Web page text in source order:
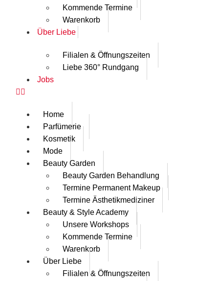
Kommende Termine
Warenkorb
Über Liebe
Filialen & Öffnungszeiten
Liebe 360° Rundgang
Jobs
Home
Parfümerie
Kosmetik
Mode
Beauty Garden
Beauty Garden Behandlung
Termine Permanent Makeup
Termine Ästhetikmediziner
Beauty & Style Academy
Unsere Workshops
Kommende Termine
Warenkorb
Über Liebe
Filialen & Öffnungszeiten